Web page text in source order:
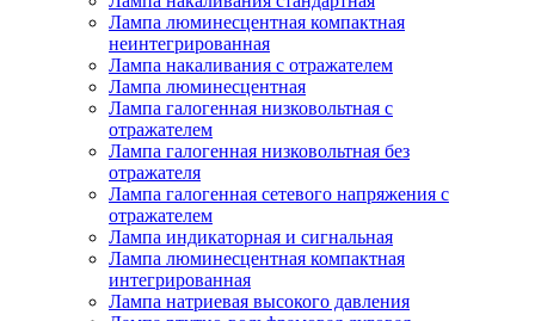
Лампа люминесцентная компактная
неинтегрированная
Лампа накаливания с отражателем
Лампа люминесцентная
Лампа галогенная низковольтная с
отражателем
Лампа галогенная низковольтная без
отражателя
Лампа галогенная сетевого напряжения с
отражателем
Лампа индикаторная и сигнальная
Лампа люминесцентная компактная
интегрированная
Лампа натриевая высокого давления